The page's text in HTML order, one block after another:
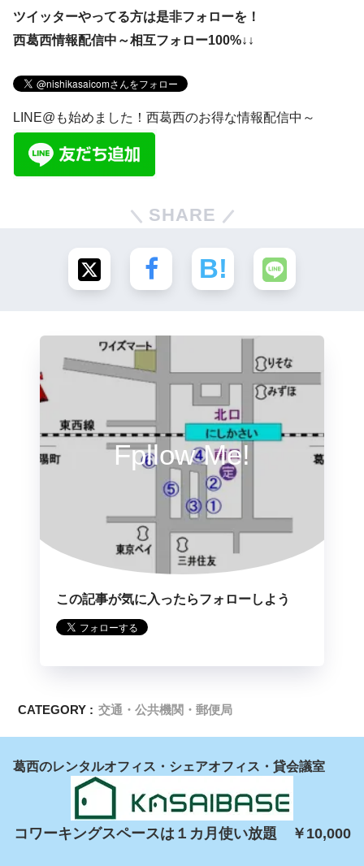
ツイッターやってる方は是非フォローを！
西葛西情報配信中～相互フォロー100%↓↓
LINE@も始めました！西葛西のお得な情報配信中～
SHARE
Fpllow Me!
この記事が気に入ったらフォローしよう
CATEGORY : 交通・公共機関・郵便局
葛西のレンタルオフィス・シェアオフィス・貸会議室
コワーキングスペースは１カ月使い放題　￥10,000